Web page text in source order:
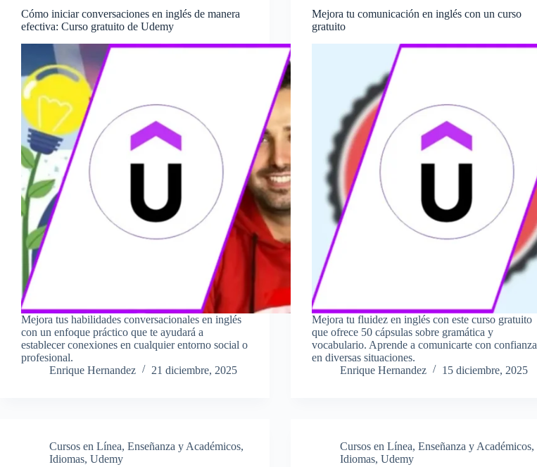
Cómo iniciar conversaciones en inglés de manera
efectiva: Curso gratuito de Udemy
Mejora tus habilidades conversacionales en inglés
con un enfoque práctico que te ayudará a
establecer conexiones en cualquier entorno social o
profesional.
Enrique Hernandez
21 diciembre, 2025
Mejora tu comunicación en inglés con un curso
gratuito
Mejora tu fluidez en inglés con este curso gratuito
que ofrece 50 cápsulas sobre gramática y
vocabulario. Aprende a comunicarte con confianza
en diversas situaciones.
Enrique Hernandez
15 diciembre, 2025
Cursos en Línea, Enseñanza y Académicos,
Idiomas, Udemy
Cursos en Línea,Enseñanza y Académicos,
Idiomas,Udemy